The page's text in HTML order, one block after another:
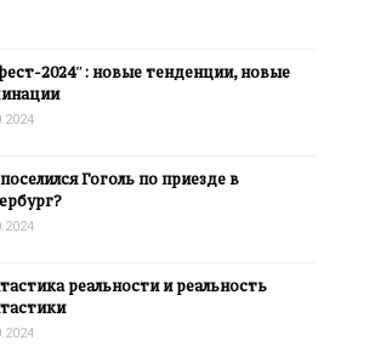
2024″: новые тенденции, новые
Гоголь по приезде в
реальности и реальность